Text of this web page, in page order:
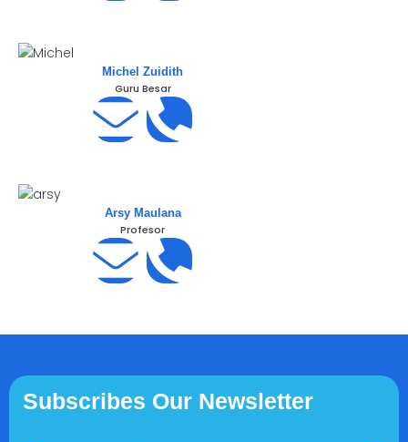
Michel Zuidith
Guru Besar
Arsy Maulana
Profesor
Subscribes Our Newsletter